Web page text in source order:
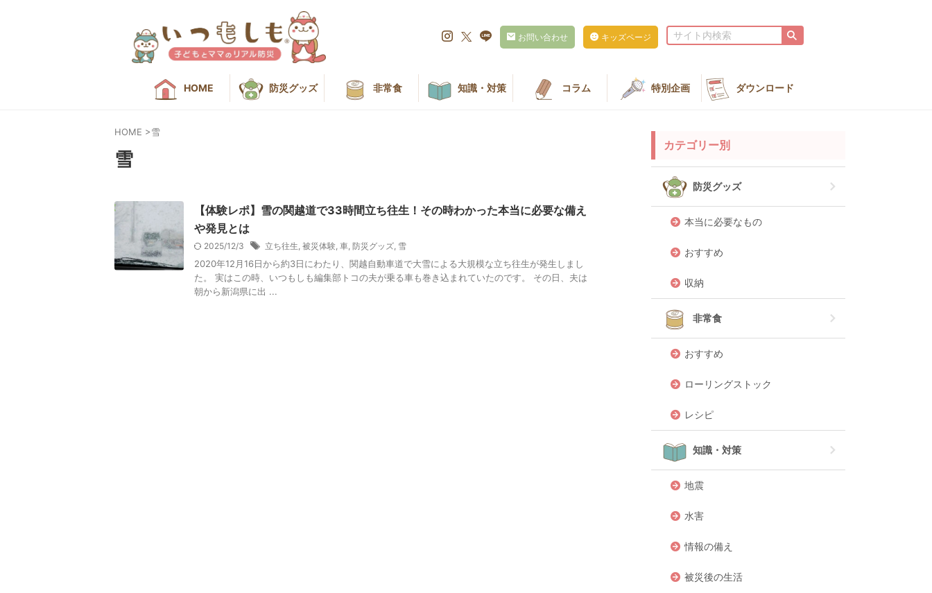
お問い合わせ キッズページ
HOME 防災グッズ 非常食 知識・対策 コラム 特別企画 ダウンロード
HOME >雪
雪
【体験レポ】雪の関越道で33時間立ち往生！その時わかった本当に必要な備え
や発見とは
2025/12/3 立ち往生 被災体験 車 防災グッズ 雪
2020年12月16日から約3日にわたり、関越自動車道で大雪による大規模な立ち往生が発生しまし
た。 実はこの時、いつもしも編集部トコの夫が乗る車も巻き込まれていたのです。 その日、夫は
朝から新潟県に出 ...
カテゴリー別
防災グッズ
本当に必要なもの
おすすめ
収納
非常食
おすすめ
ローリングストック
レシピ
知識・対策
地震
水害
情報の備え
被災後の生活